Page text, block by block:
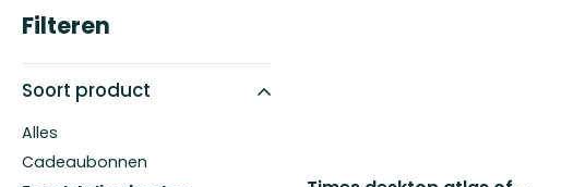
Filteren
Soort product
Alles
Cadeaubonnen